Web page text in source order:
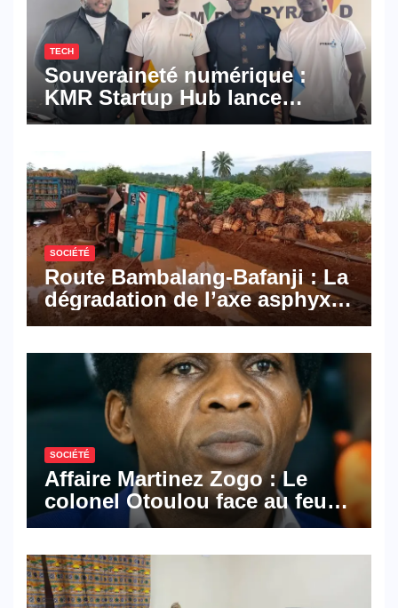
TECH
Souveraineté numérique :
KMR Startup Hub lance
Pyramid Browser et Pyramid
numériques made in
Cameroon
SOCIÉTÉ
Route Bambalang-Bafanji : La
dégradation de l’axe asphyxie
les activités économiques
SOCIÉTÉ
Affaire Martinez Zogo : Le
colonel Otoulou face au feu
croisé des avocats de la